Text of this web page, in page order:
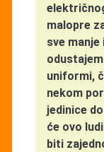
malopre
sve manje
uniformi,
nekom
jedinice
će ovo
biti